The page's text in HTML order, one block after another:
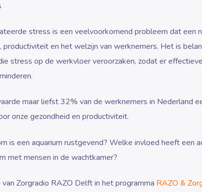
stress is een veelvoorkomend probleem dat een
productiviteit en het welzijn van werknemers. Het is
stress op de werkvloer veroorzaken, zodat er
maar liefst 32% van de werknemers in Nederland
onze gezondheid en productiviteit.
is een aquarium rustgevend? Welke invloed heeft een
met mensen in de wachtkamer?
van Zorgradio RAZO Delft in het programma RAZO &